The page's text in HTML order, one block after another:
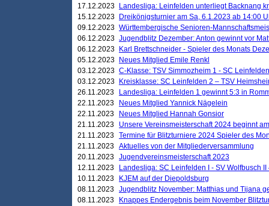
17.12.2023
Landesliga: Leinfelden unterliegt Backnang
15.12.2023
Dreikönigsturnier am Sa, 6.1.2023 ab 14:00
09.12.2023 Württembergische Senioren-
06.12.2023 Jugendblitz Dezember: Anton gewinnt vor
06.12.2023
Karl Brettschneider - Spieler des Monats
05.12.2023
Neues Mitglied Emile Renkl
03.12.2023 C-Klasse: TSV Simmozheim 1 - SC
03.12.2023
Kreisklasse: SC Leinfelden 2 – TSV
26.11.2023
Landesliga: Leinfelden 1 gewinnt 5:3 in
22.11.2023
Neues Mitglied Yannick Nägelein
22.11.2023
Neues Mitglied Hannah Gonsior
21.11.2023
Unsere Vereinsmeisterschaft 2024 beginnt
21.11.2023 Termine für Blitzturniere 2024 Spieler des
21.11.2023 Aktuelles von der Mitgliederversammlung
20.11.2023 Jugendvereinsmeisterschaft 2023
12.11.2023
Landesliga: SC Leinfelden I - SV Wolfbusch II
10.11.2023
KJEM auf der Diepoldsburg
08.11.2023 Jugendblitz November: Matthias und Tijana
08.11.2023
Knappes Endergebnis beim November